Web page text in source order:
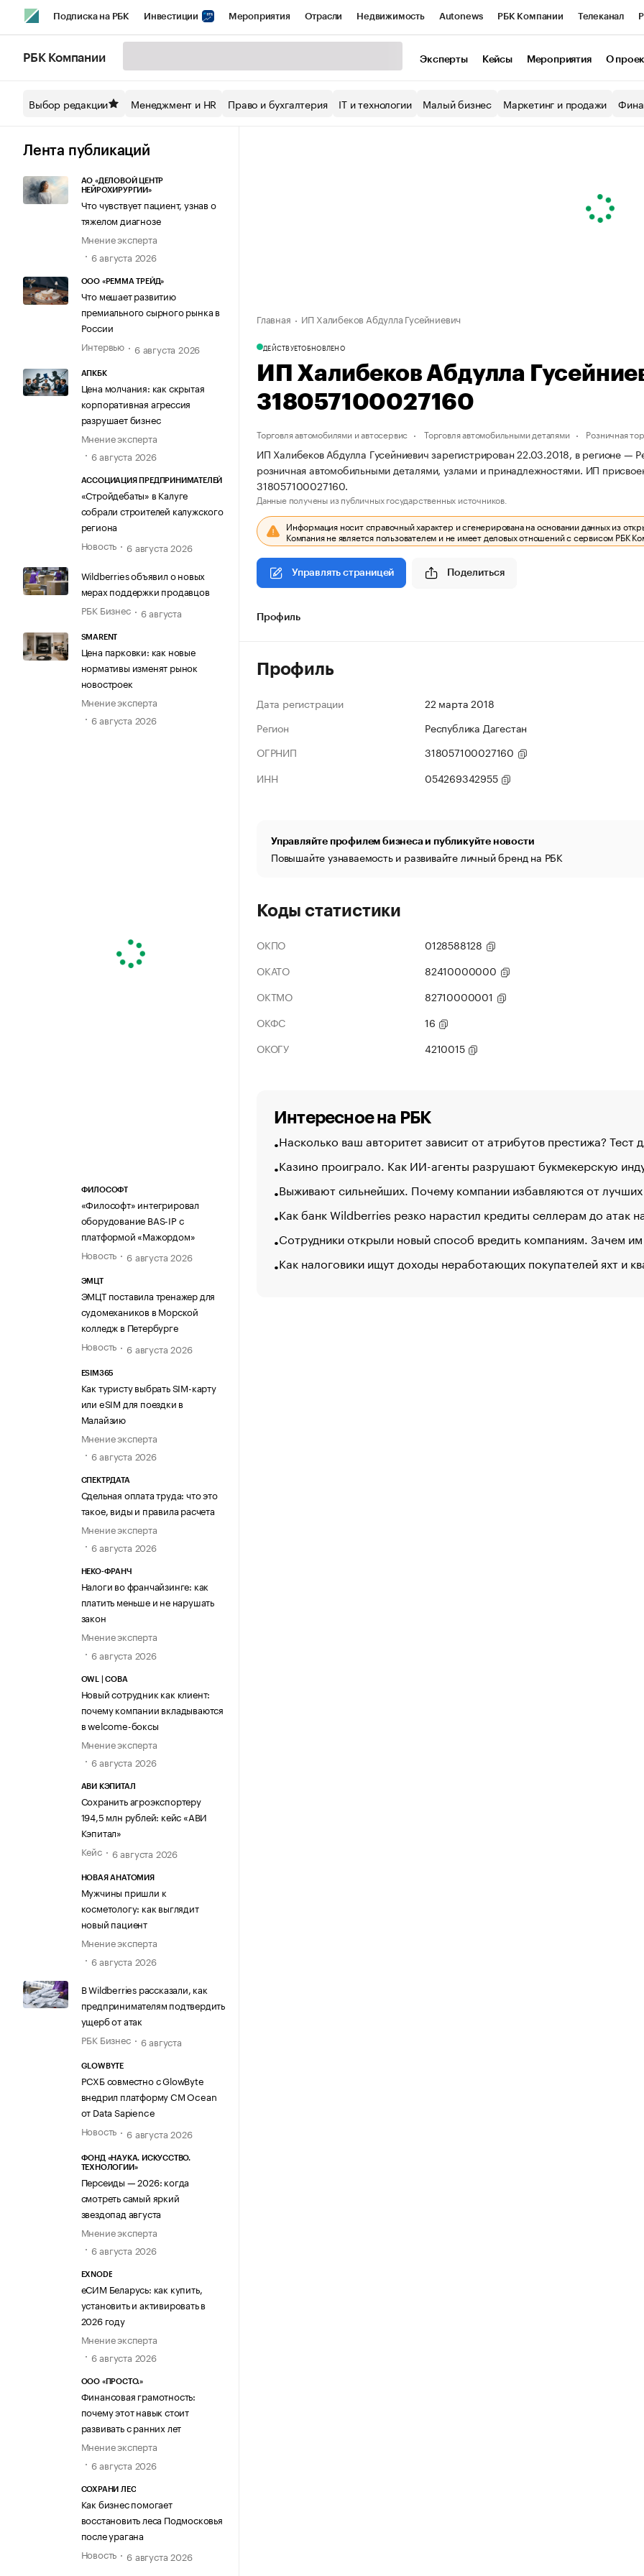
Подписка на РБК Инвестиции Мероприятия Отрасли Недвижимость Autonews РБК Компании Телеканал
Спецпроекты СПб Конференции СПб Спецпроекты Экономика Бизнес
Технологии и медиа
РБК Компании Эксперты Кейсы Мероприятия О
Выбор редакции Менеджмент и HR Право и бухгалтерия IT и технологии Малый бизнес Маркетинг и продажи
Лента публикаций
АО «ДЕЛОВОЙ ЦЕНТР
НЕЙРОХИРУРГИИ»
Что чувствует пациент, узнав о
тяжелом диагнозе
Мнение эксперта
6 августа 2026
ООО «РЕММА ТРЕЙД»
Что мешает развитию
премиального сырного рынка в
России
Интервью
6 августа 2026
АПКБК
Цена молчания: как скрытая
корпоративная агрессия
разрушает бизнес
Мнение эксперта
6 августа 2026
АССОЦИАЦИЯ ПРЕДПРИНИМАТЕЛЕЙ
«Стройдебаты» в Калуге
собрали строителей калужского
региона
Новость
6 августа 2026
Wildberries объявил о новых
мерах поддержки продавцов
РБК Бизнес
6 августа
SMARENT
Цена парковки: как новые
нормативы изменят рынок
новостроек
Мнение эксперта
6 августа 2026
ФИЛОСОФТ
«Философт» интегрировал
оборудование BAS-IP с
платформой «Мажордом»
Новость
6 августа 2026
ЭМЦТ
ЭМЦТ поставила тренажер для
судомехаников в Морской
колледж в Петербурге
Новость
6 августа 2026
ESIM365
Как туристу выбрать SIM-карту
или eSIM для поездки в
Малайзию
Мнение эксперта
6 августа 2026
СПЕКТРДАТА
Сдельная оплата труда: что это
такое, виды и правила расчета
Мнение эксперта
6 августа 2026
НЕКО-ФРАНЧ
Налоги во франчайзинге: как
платить меньше и не нарушать
закон
Мнение эксперта
6 августа 2026
OWL | СОВА
Новый сотрудник как клиент:
почему компании вкладываются
в welcome-боксы
Мнение эксперта
6 августа 2026
АВИ КЭПИТАЛ
Сохранить агроэкспортеру
194,5 млн рублей: кейс «АВИ
Кэпитал»
Кейс
6 августа 2026
НОВАЯ АНАТОМИЯ
Мужчины пришли к
косметологу: как выглядит
новый пациент
Мнение эксперта
6 августа 2026
В Wildberries рассказали, как
предпринимателям подтвердить
ущерб от атак
РБК Бизнес
6 августа
GLOWBYTE
РСХБ совместно с GlowByte
внедрил платформу CM Ocean
от Data Sapience
Новость
6 августа 2026
ФОНД «НАУКА. ИСКУССТВО.
ТЕХНОЛОГИИ»
Персеиды — 2026: когда
смотреть самый яркий
звездопад августа
Мнение эксперта
6 августа 2026
EXNODE
еСИМ Беларусь: как купить,
установить и активировать в
2026 году
Мнение эксперта
6 августа 2026
ООО «ПРОСТО.»
Финансовая грамотность:
почему этот навык стоит
развивать с ранних лет
Мнение эксперта
6 августа 2026
СОХРАНИ ЛЕС
Как бизнес помогает
восстановить леса Подмосковья
после урагана
Новость
6 августа 2026
Главная ИП Халибеков Абдулла Гусейниевич
ДЕЙСТВУЕТОБНОВЛЕНО
ИП Халибеков Абдулла
318057100027160
Торговля автомобилями и автосервис Торговля автомобильными деталями Розничная
ИП Халибеков Абдулла Гусейниевич зарегистрирован 22.03.2018, в регионе —
розничная автомобильными деталями, узлами и принадлежностями. ИП
318057100027160.
Данные получены из публичных государственных источников.
Информация носит справочный характер и сгенерирована на основании данных из
Компания не является пользователем и не имеет деловых отношений с сервисом РБК
Управлять страницей Поделиться
Профиль
Профиль
Дата регистрации
22 марта 2018
Регион
Республика Дагестан
ОГРНИП
318057100027160
ИНН
054269342955
Управляйте профилем бизнеса и публикуйте новости
Повышайте узнаваемость и развивайте личный бренд на РБК
Коды статистики
ОКПО
0128588128
ОКАТО
82410000000
ОКТМО
82710000001
ОКФС
16
ОКОГУ
4210015
Интересное на РБК
Насколько ваш авторитет зависит от атрибутов престижа? Тест
Казино проиграло. Как ИИ-агенты разрушают букмекерскую
Выживают сильнейших. Почему компании избавляются от лучших
Как банк Wildberries резко нарастил кредиты селлерам до атак
Сотрудники открыли новый способ вредить компаниям. Зачем
Как налоговики ищут доходы неработающих покупателей яхт и